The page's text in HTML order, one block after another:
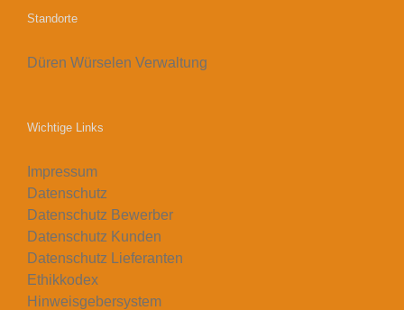
Standorte
Düren Würselen Verwaltung
Wichtige Links
Impressum
Datenschutz
Datenschutz Bewerber
Datenschutz Kunden
Datenschutz Lieferanten
Ethikkodex
Hinweisgebersystem